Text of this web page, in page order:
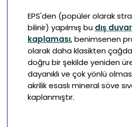
EPS'den (popüler olarak
bilinir) yapılmış bu dış
kaplaması, benimsenen
olarak daha klasikten
doğru bir şekilde yeniden
dayanıklı ve çok yönlü
akrilik esaslı mineral söve
kaplanmıştır.